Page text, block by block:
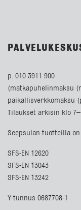
p. 010 3911 900
(matkapuhelinmaksu
paikallisverkkomaksu
Tilaukset arkisin klo
Seepsulan tuotteilla
SFS-EN 12620
SFS-EN 13043
SFS-EN 13242
Y-tunnus 0687708-1